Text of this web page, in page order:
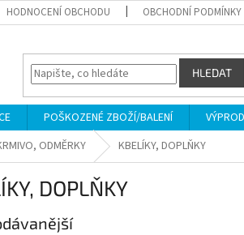
HODNOCENÍ OBCHODU OBCHODNÍ PODMÍNKY
HLEDAT
POŠKOZENÉ ZBOŽÍ/BALENÍ
ODMĚRKY KBELÍKY, DOPLŇKY
DOPLŇKY